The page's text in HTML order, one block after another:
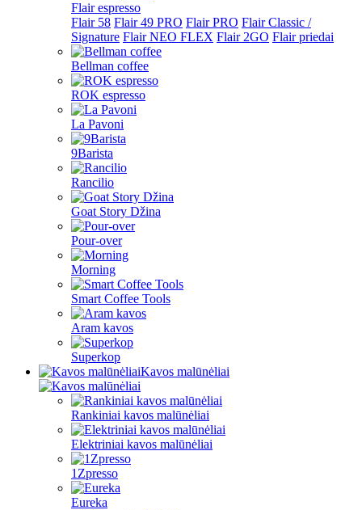
Flair espresso
Flair 58 Flair 49 PRO Flair PRO Flair Classic /
Signature Flair NEO FLEX Flair 2GO Flair priedai
Bellman coffee
ROK espresso
La Pavoni
9Barista
Rancilio
Goat Story Džina
Pour-over
Morning
Smart Coffee Tools
Aram kavos
Superkop
Kavos malūnėliai
Rankiniai kavos malūnėliai
Elektriniai kavos malūnėliai
1Zpresso
Eureka